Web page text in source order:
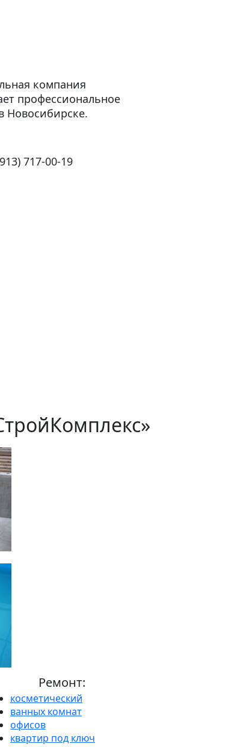
компания
профессиональное
Новосибирске.
717-00-19
Ремонт:
косметический
ванных комнат
офисов
квартир под ключ